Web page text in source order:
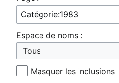
Espace de noms :
Tous
Masquer les inclusions